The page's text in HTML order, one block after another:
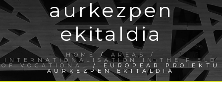
aurkezpen
ekitaldia
HOME / AREAS /
INTERNATIONALISATION IN THE FIELD
OF VOCATIONAL / EUROPEAR PROIEKTU
AURKEZPEN EKITALDIA